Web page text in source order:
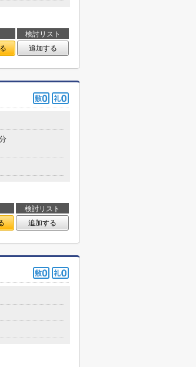
検討リスト
追加する
検討リスト
追加する